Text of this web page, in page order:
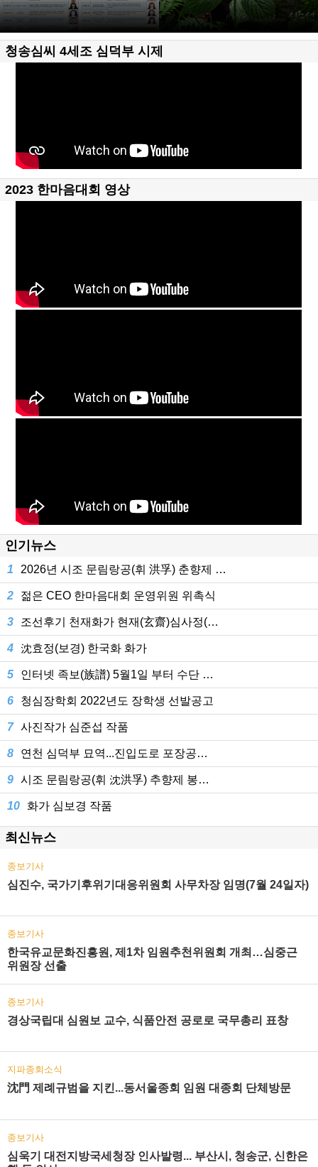
청송심씨 4세조 심덕부 시제
2023 한마음대회 영상
인기뉴스
1 2026년 시조 문림랑공(휘 洪孚) 춘향제 …
2 젊은 CEO 한마음대회 운영위원 위촉식
3 조선후기 천재화가 현재(玄齋)심사정(…
4 沈효정(보경) 한국화 화가
5 인터넷 족보(族譜) 5월1일 부터 수단 …
6 청심장학회 2022년도 장학생 선발공고
7 사진작가 심준섭 작품
8 연천 심덕부 묘역...진입도로 포장공…
9 시조 문림랑공(휘 沈洪孚) 추향제 봉…
10 화가 심보경 작품
최신뉴스
종보기사
심진수, 국가기후위기대응위원회 사무차장 임명(7월 24일자)
종보기사
한국유교문화진흥원, 제1차 임원추천위원회 개최…심중근
위원장 선출
종보기사
경상국립대 심원보 교수, 식품안전 공로로 국무총리 표창
지파종회소식
沈門 제례규범을 지킨...동서울종회 임원 대종회 단체방문
종보기사
심욱기 대전지방국세청장 인사발령... 부산시, 청송군, 신한은